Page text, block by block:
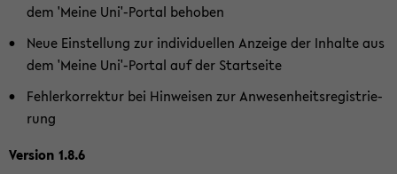
dem 'Meine Uni'-​Portal be­ho­ben
Neue Ein­stel­lung zur in­di­vi­du­el­len An­zei­ge der In­hal­te aus
dem 'Meine Uni'-​Portal auf der Start­sei­te
Feh­ler­kor­rek­tur bei Hin­wei­sen zur An­we­sen­heits­re­gis­trie­
rung
Ver­si­on 1.8.6